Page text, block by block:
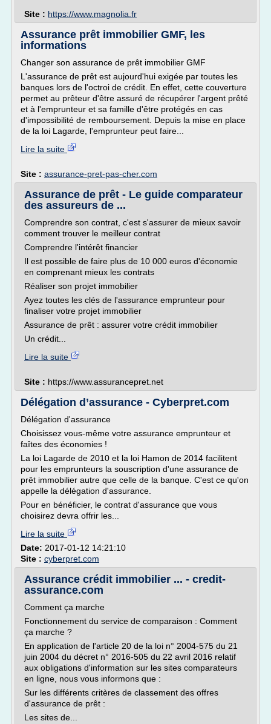
Site : https://www.magnolia.fr
Assurance prêt immobilier GMF, les
informations
Changer son assurance de prêt immobilier GMF
L'assurance de prêt est aujourd'hui exigée par toutes les
banques lors de l'octroi de crédit. En effet, cette couverture
permet au prêteur d'être assuré de récupérer l'argent prêté
et à l'emprunteur et sa famille d'être protégés en cas
d'impossibilité de remboursement. Depuis la mise en place
de la loi Lagarde, l'emprunteur peut faire...
Lire la suite
Site : assurance-pret-pas-cher.com
Assurance de prêt - Le guide comparateur
des assureurs de ...
Comprendre son contrat, c'est s'assurer de mieux savoir
comment trouver le meilleur contrat
Comprendre l'intérêt financier
Il est possible de faire plus de 10 000 euros d'économie
en comprenant mieux les contrats
Réaliser son projet immobilier
Ayez toutes les clés de l'assurance emprunteur pour
finaliser votre projet immobilier
Assurance de prêt : assurer votre crédit immobilier
Un crédit...
Lire la suite
Site : https://www.assurancepret.net
Délégation d’assurance - Cyberpret.com
Délégation d'assurance
Choisissez vous-même votre assurance emprunteur et
faîtes des économies !
La loi Lagarde de 2010 et la loi Hamon de 2014 facilitent
pour les emprunteurs la souscription d'une assurance de
prêt immobilier autre que celle de la banque. C'est ce qu'on
appelle la délégation d'assurance.
Pour en bénéficier, le contrat d'assurance que vous
choisirez devra offrir les...
Lire la suite
Date: 2017-01-12 14:21:10
Site : cyberpret.com
Assurance crédit immobilier ... - credit-
assurance.com
Comment ça marche
Fonctionnement du service de comparaison : Comment
ça marche ?
En application de l'article 20 de la loi n° 2004-575 du 21
juin 2004 du décret n° 2016-505 du 22 avril 2016 relatif
aux obligations d'information sur les sites comparateurs
en ligne, nous vous informons que :
Sur les différents critères de classement des offres
d'assurance de prêt :
Les sites de...